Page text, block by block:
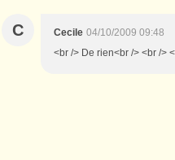
C Cecile 04/10/2009 09:48
<br /> De rien<br /> <br />